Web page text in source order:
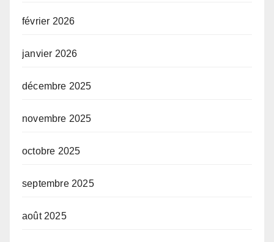
février 2026
janvier 2026
décembre 2025
novembre 2025
octobre 2025
septembre 2025
août 2025